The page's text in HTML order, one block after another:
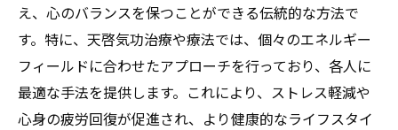
え、心のバランスを保つことができる伝統的な方法で
す。特に、天啓気功治療や療法では、個々のエネルギー
フィールドに合わせたアプローチを行っており、各人に
最適な手法を提供します。これにより、ストレス軽減や
心身の疲労回復が促進され、より健康的なライフスタイ